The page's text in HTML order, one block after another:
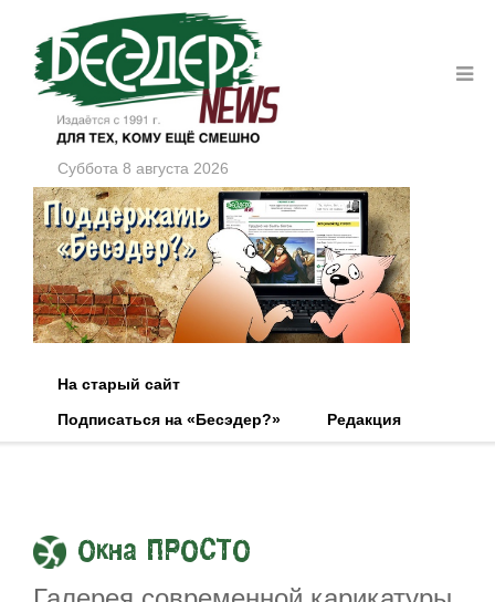
Суббота 8 августа 2026
На старый сайт
Подписаться на «Бесэдер?»
Редакция
Окна ПРОСТО